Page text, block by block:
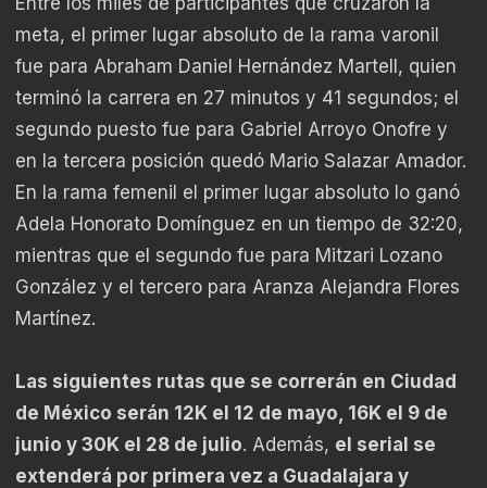
meta, el primer lugar absoluto de la rama varonil
fue para Abraham Daniel Hernández Martell, quien
terminó la carrera en 27 minutos y 41 segundos; el
segundo puesto fue para Gabriel Arroyo Onofre y
en la tercera posición quedó Mario Salazar Amador.
En la rama femenil el primer lugar absoluto lo ganó
Adela Honorato Domínguez en un tiempo de 32:20,
mientras que el segundo fue para Mitzari Lozano
González y el tercero para Aranza Alejandra Flores
Martínez.
Las siguientes rutas que se correrán en Ciudad
de México serán 12K el 12 de mayo, 16K el 9 de
junio y 30K el 28 de julio. Además, el serial se
extenderá por primera vez a Guadalajara y